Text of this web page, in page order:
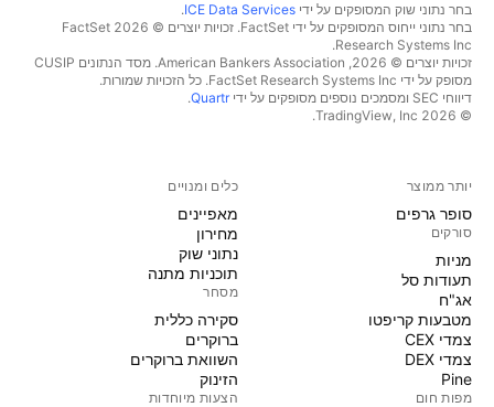
בחר נתוני שוק המסופקים על ידי ICE Data Services
.
בחר נתוני ייחוס המסופקים על ידי FactSet. זכויות יוצרים © 2026 ‏FactSet
Research Systems Inc.‏
זכויות יוצרים © 2026, ‏American Bankers Association. מסד הנתונים CUSIP
מסופק על ידי FactSet Research Systems Inc. כל הזכויות שמורות.
דיווחי SEC ומסמכים נוספים מסופקים על ידי
Quartr
.
© 2026 ‏TradingView, Inc.‏
יותר ממוצר
סופר גרפים
סורקים
מניות‏
תעודות סל
אג"ח
מטבעות קריפטו
צמדי CEX
צמדי DEX
Pine
מפות חום
כלים ומנויים
מאפיינים
מחירון
נתוני שוק
תוכניות מתנה
מסחר
סקירה כללית
ברוקרים
השוואת ברוקרים
הזינוק
הצעות מיוחדות